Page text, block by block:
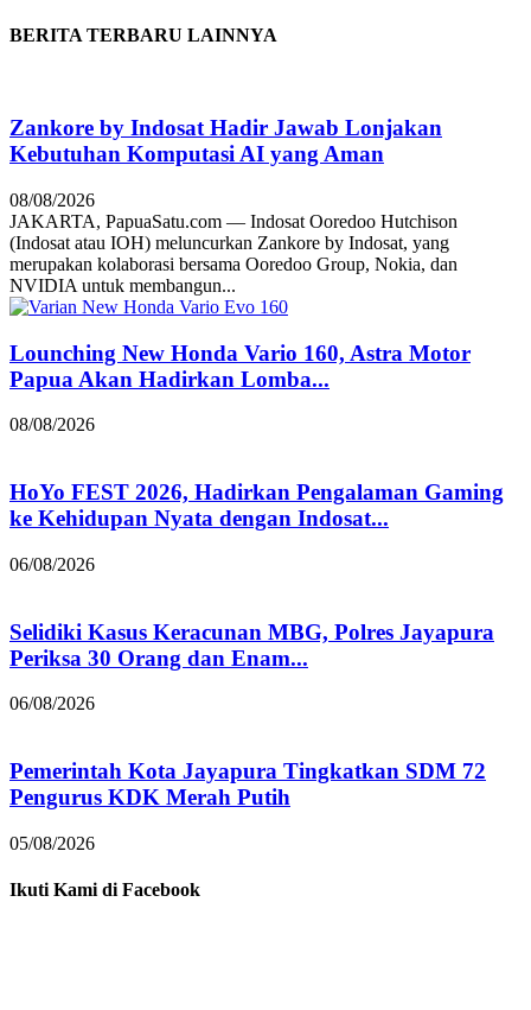
BERITA TERBARU LAINNYA
Zankore by Indosat Hadir Jawab Lonjakan
Kebutuhan Komputasi AI yang Aman
08/08/2026
JAKARTA, PapuaSatu.com — Indosat Ooredoo Hutchison
(Indosat atau IOH) meluncurkan Zankore by Indosat, yang
merupakan kolaborasi bersama Ooredoo Group, Nokia, dan
NVIDIA untuk membangun...
Lounching New Honda Vario 160, Astra Motor
Papua Akan Hadirkan Lomba...
08/08/2026
HoYo FEST 2026, Hadirkan Pengalaman Gaming
ke Kehidupan Nyata dengan Indosat...
06/08/2026
Selidiki Kasus Keracunan MBG, Polres Jayapura
Periksa 30 Orang dan Enam...
06/08/2026
Pemerintah Kota Jayapura Tingkatkan SDM 72
Pengurus KDK Merah Putih
05/08/2026
Ikuti Kami di Facebook